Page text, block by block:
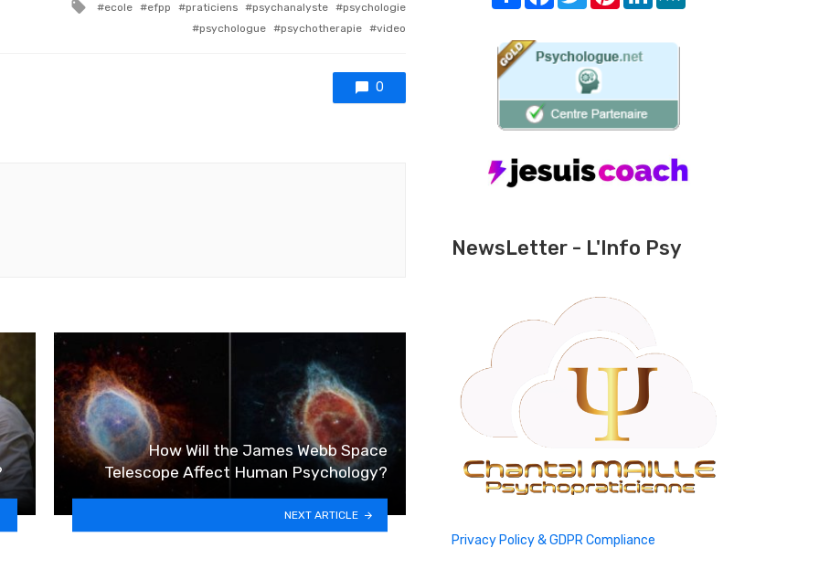
Tagged with
ecole efpp praticiens psychanalyste
psychologie
psychologue
psychotherapie video
0
How Will the James Webb Space
Telescope Affect Human Psychology?
NEXT ARTICLE
NewsLetter - L'Info Psy
Privacy Policy & GDPR Compliance